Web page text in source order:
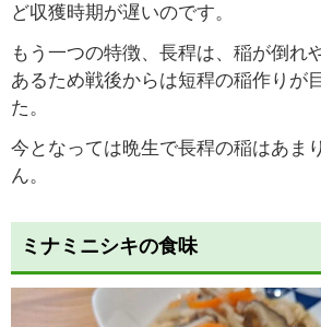
ど収獲時期が遅いのです。
もう一つの特徴、長稈は、稲が倒れ
あるため戦後からは短稈の稲作りが
た。
今となっては晩生で長稈の稲はあま
ん。
ミナミニシキの食味